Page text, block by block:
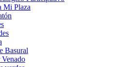
Mi Plaza
Basural